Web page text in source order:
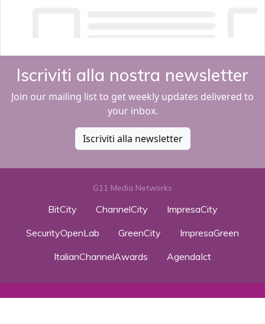
Iscriviti alla nostra newsletter
Join our mailing list to get weekly updates delivered to
your inbox.
Iscriviti alla newsletter
G11 Media Networks
BitCity ChannelCity
ImpresaCity
SecurityOpenLab
GreenCity
ImpresaGreen
ItalianChannelAwards
AgendaIct